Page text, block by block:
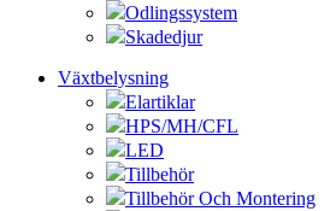
Odlingssystem
Skadedjur
Växtbelysning
Elartiklar
HPS/MH/CFL
LED
Tillbehör
Tillbehör Och Montering